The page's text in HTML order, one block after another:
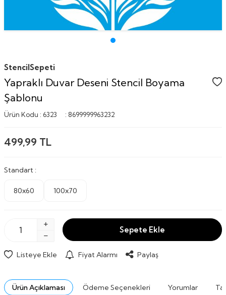
StencilSepeti
Yapraklı Duvar Deseni Stencil Boyama
Şablonu
Ürün Kodu : 6323 : 8699999963232
499,99 TL
Standart :
80x60 100x70
Sepete Ekle
Listeye Ekle Fiyat Alarmı Paylaş
Ürün Açıklaması Ödeme Seçenekleri Yorumlar